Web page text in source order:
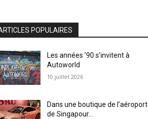
POPULAIRES
Les années ’90 s’invitent à
Autoworld
10 juillet 2026
Dans une boutique de l’aéroport
de Singapour…